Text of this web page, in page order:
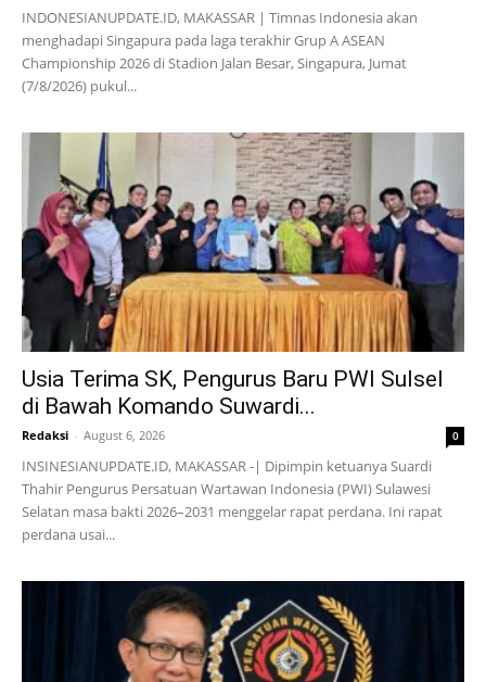
INDONESIANUPDATE.ID, MAKASSAR | Timnas Indonesia akan
menghadapi Singapura pada laga terakhir Grup A ASEAN
Championship 2026 di Stadion Jalan Besar, Singapura, Jumat
(7/8/2026) pukul...
Usia Terima SK, Pengurus Baru PWI Sulsel
di Bawah Komando Suwardi...
Redaksi - August 6, 2026 0
INSINESIANUPDATE.ID, MAKASSAR -| Dipimpin ketuanya Suardi
Thahir Pengurus Persatuan Wartawan Indonesia (PWI) Sulawesi
Selatan masa bakti 2026–2031 menggelar rapat perdana. Ini rapat
perdana usai...